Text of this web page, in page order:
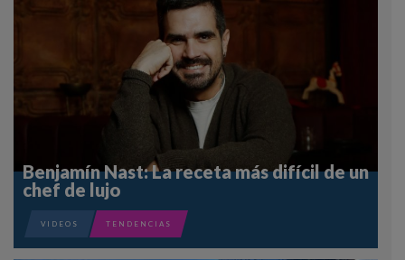
Benjamín Nast: La receta más difícil de un
chef de lujo
TENDENCIAS
VIDEOS